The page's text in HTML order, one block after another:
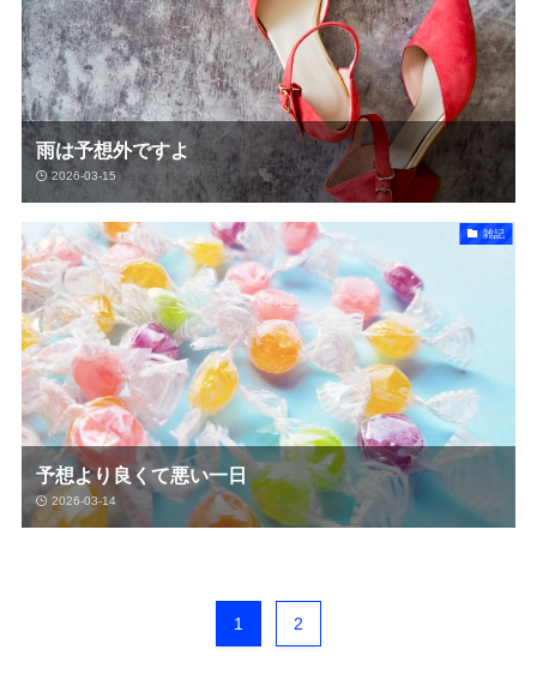
雨は予想外ですよ
2026-03-15
雑記
予想より良くて悪い一日
2026-03-14
1 2